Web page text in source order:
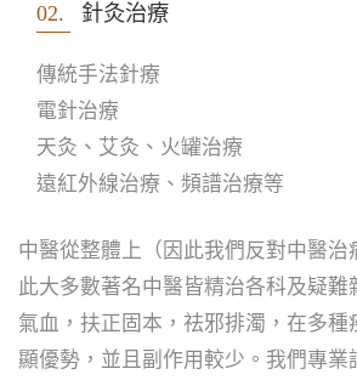
02. 針灸治療
傳統手法針療
電針治療
天灸、艾灸、火罐治療
遠紅外線治療、頻譜治療等
中醫從整體上（因此我們反對中醫治
此大多數著名中醫皆精治各科及疑難
氣血，扶正固本，祛邪排濁，在多種
顯優勢，並且副作用較少。我們專業